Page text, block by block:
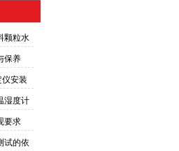
颗粒水
保养
仪安装
湿度计
要求
试的依